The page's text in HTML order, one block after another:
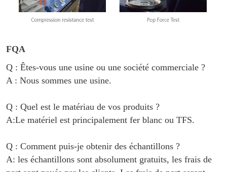
FQA
Q : Êtes-vous une usine ou une société commerciale ?
A : Nous sommes une usine.
Q : Quel est le matériau de vos produits ?
A:Le matériel est principalement fer blanc ou TFS.
Q : Comment puis-je obtenir des échantillons ?
A: les échantillons sont absolument gratuits, les frais de